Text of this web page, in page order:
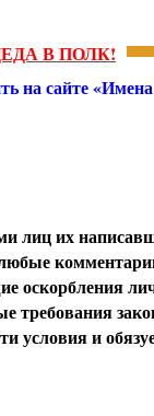
В ПОЛК!
на сайте
их
требования
условия и